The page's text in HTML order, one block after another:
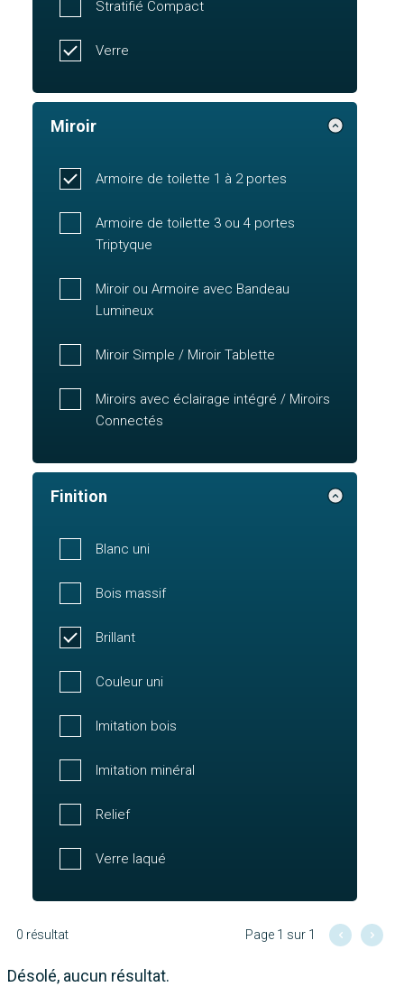
Stratifié Compact
Verre
Miroir
Armoire de toilette 1 à 2 portes
Armoire de toilette 3 ou 4 portes
Triptyque
Miroir ou Armoire avec Bandeau
Lumineux
Miroir Simple / Miroir Tablette
Miroirs avec éclairage intégré / Miroirs
Connectés
Finition
Blanc uni
Bois massif
Brillant
Couleur uni
Imitation bois
Imitation minéral
Relief
Verre laqué
0 résultat Page 1 sur 1
Désolé, aucun résultat.